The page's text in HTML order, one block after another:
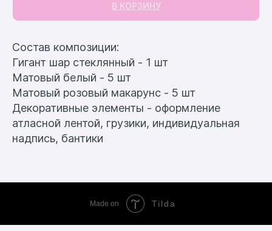
В КОРЗИНУ
Состав композиции:
Гигант шар стеклянный - 1 шт
Матовый белый - 5 шт
Матовый розовый макарунс - 5 шт
Декоративные элементы - оформление
атласной лентой, грузики, индивидуальная
надпись, бантики
Made on Tilda